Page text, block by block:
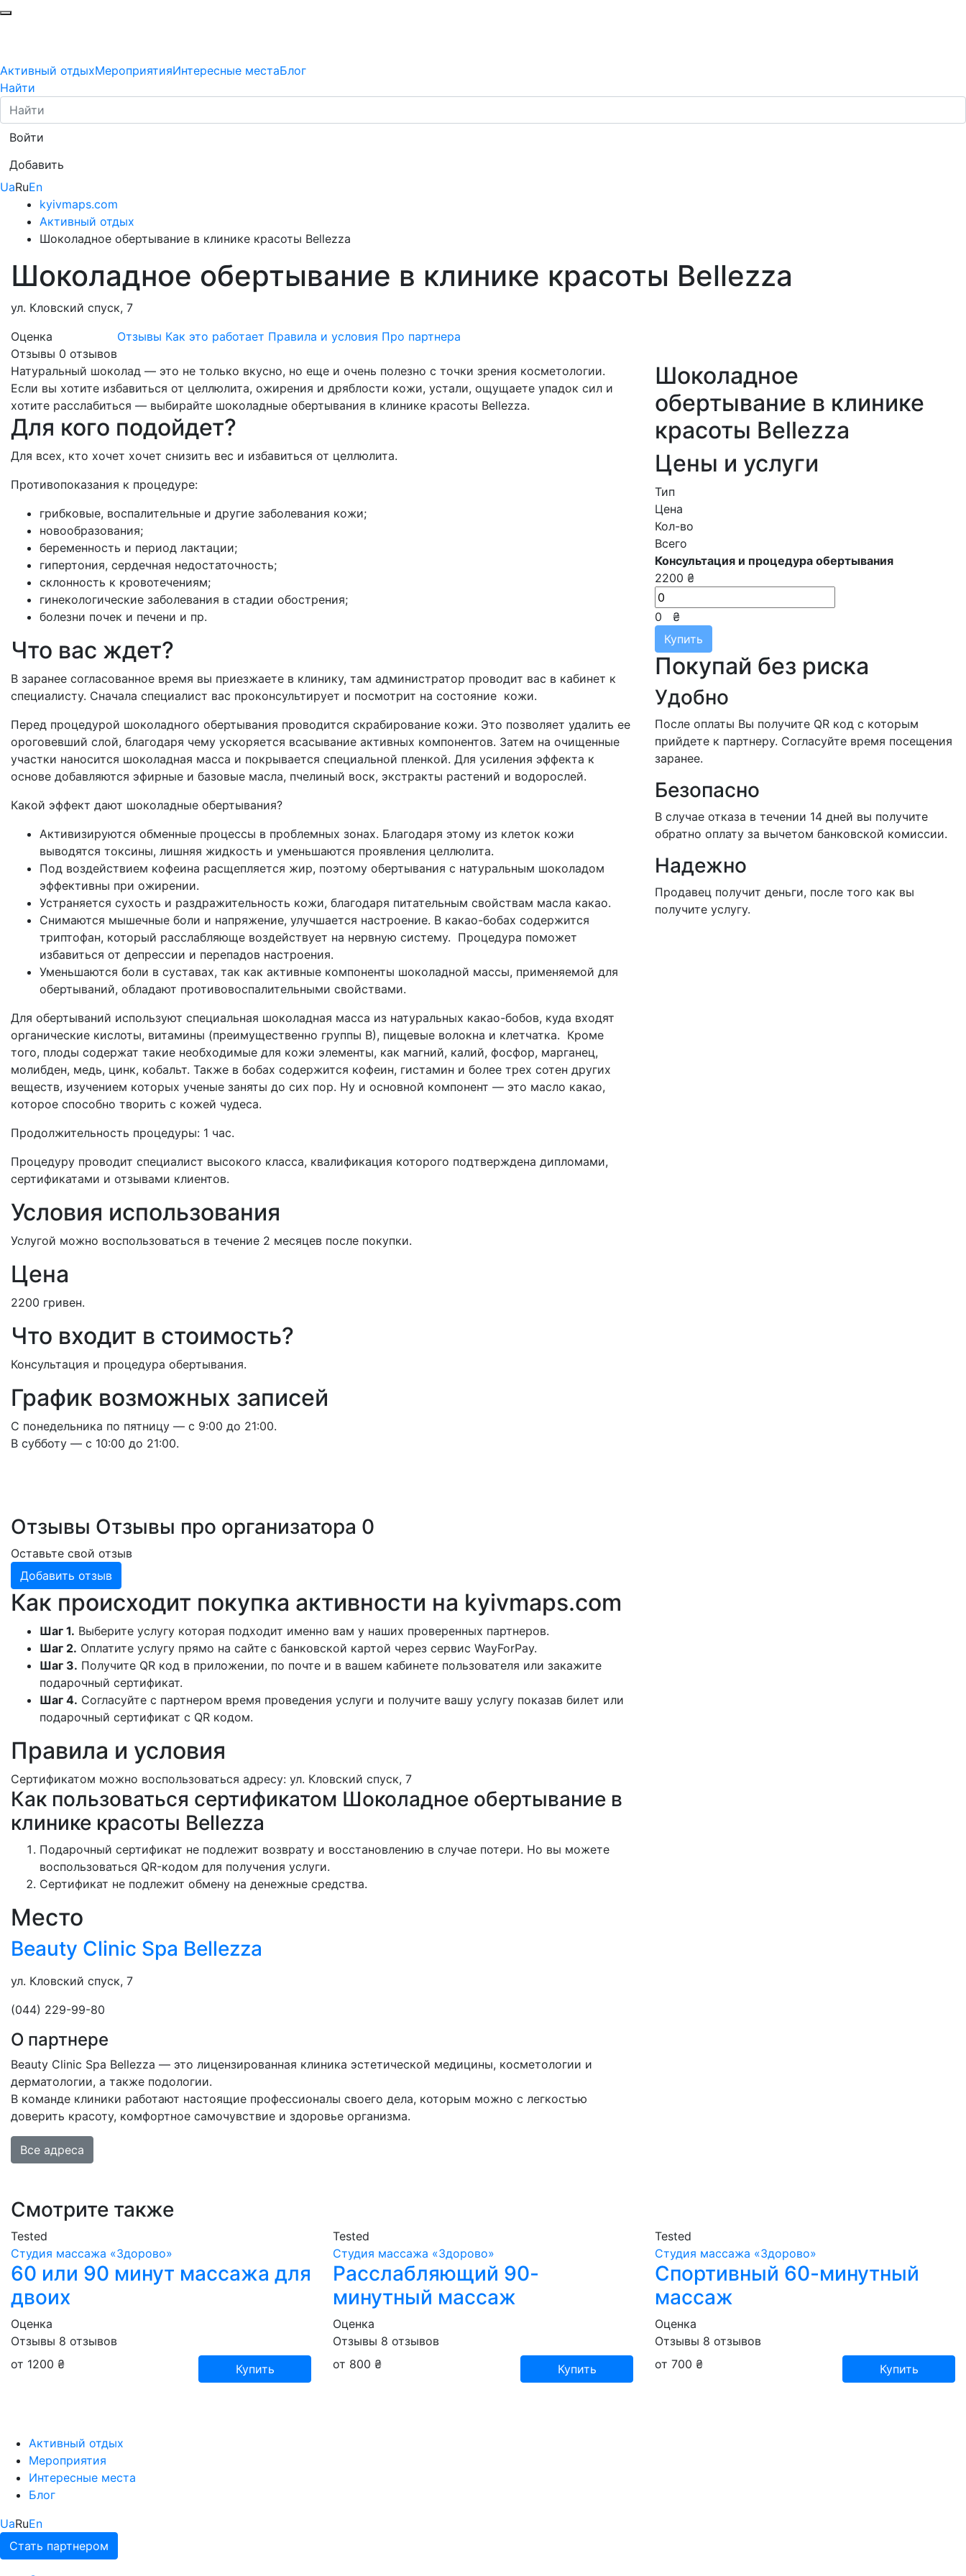
Активный отдыхМероприятияИнтересные местаБлог
Найти
Войти
Добавить
UaRuEn
kyivmaps.com
Активный отдых
Шоколадное обертывание в клинике красоты Bellezza
Шоколадное обертывание в клинике красоты Bellezza
ул. Кловский спуск, 7
Оценка
Отзывы 0 отзывов
Отзывы Как это работает Правила и условия Про партнера
Натуральный шоколад — это не только вкусно, но еще и очень полезно с точки зрения косметологии.
Если вы хотите избавиться от целлюлита, ожирения и дряблости кожи, устали, ощущаете упадок сил и
хотите расслабиться — выбирайте шоколадные обертывания в клинике красоты Bellezza.
Для кого подойдет?
Для всех, кто хочет хочет снизить вес и избавиться от целлюлита.
Противопоказания к процедуре:
грибковые, воспалительные и другие заболевания кожи;
новообразования;
беременность и период лактации;
гипертония, сердечная недостаточность;
склонность к кровотечениям;
гинекологические заболевания в стадии обострения;
болезни почек и печени и пр.
Что вас ждет?
В заранее согласованное время вы приезжаете в клинику, там администратор проводит вас в кабинет к
специалисту. Сначала специалист вас проконсультирует и посмотрит на состояние кожи.
Перед процедурой шоколадного обертывания проводится скрабирование кожи. Это позволяет удалить ее
ороговевший слой, благодаря чему ускоряется всасывание активных компонентов. Затем на очищенные
участки наносится шоколадная масса и покрывается специальной пленкой. Для усиления эффекта к
основе добавляются эфирные и базовые масла, пчелиный воск, экстракты растений и водорослей.
Какой эффект дают шоколадные обертывания?
Активизируются обменные процессы в проблемных зонах. Благодаря этому из клеток кожи
выводятся токсины, лишняя жидкость и уменьшаются проявления целлюлита.
Под воздействием кофеина расщепляется жир, поэтому обертывания с натуральным шоколадом
эффективны при ожирении.
Устраняется сухость и раздражительность кожи, благодаря питательным свойствам масла какао.
Снимаются мышечные боли и напряжение, улучшается настроение. В какао-бобах содержится
триптофан, который расслабляюще воздействует на нервную систему. Процедура поможет
избавиться от депрессии и перепадов настроения.
Уменьшаются боли в суставах, так как активные компоненты шоколадной массы, применяемой для
обертываний, обладают противовоспалительными свойствами.
Для обертываний используют специальная шоколадная масса из натуральных какао-бобов, куда входят
органические кислоты, витамины (преимущественно группы В), пищевые волокна и клетчатка. Кроме
того, плоды содержат такие необходимые для кожи элементы, как магний, калий, фосфор, марганец,
молибден, медь, цинк, кобальт. Также в бобах содержится кофеин, гистамин и более трех сотен других
веществ, изучением которых ученые заняты до сих пор. Ну и основной компонент — это масло какао,
которое способно творить с кожей чудеса.
Продолжительность процедуры: 1 час.
Процедуру проводит специалист высокого класса, квалификация которого подтверждена дипломами,
сертификатами и отзывами клиентов.
Условия использования
Услугой можно воспользоваться в течение 2 месяцев после покупки.
Цена
2200 гривен.
Что входит в стоимость?
Консультация и процедура обертывания.
График возможных записей
С понедельника по пятницу — с 9:00 до 21:00.
В субботу — с 10:00 до 21:00.
Отзывы Отзывы про организатора 0
Оставьте свой отзыв
Добавить отзыв
Как происходит покупка активности на kyivmaps.com
Шаг 1. Выберите услугу которая подходит именно вам у наших проверенных партнеров.
Шаг 2. Оплатите услугу прямо на сайте с банковской картой через сервис WayForPay.
Шаг 3. Получите QR код в приложении, по почте и в вашем кабинете пользователя или закажите
подарочный сертификат.
Шаг 4. Согласуйте с партнером время проведения услуги и получите вашу услугу показав билет или
подарочный сертификат с QR кодом.
Правила и условия
Сертификатом можно воспользоваться адресу: ул. Кловский спуск, 7
Как пользоваться сертификатом Шоколадное обертывание в
клинике красоты Bellezza
Подарочный сертификат не подлежит возврату и восстановлению в случае потери. Но вы можете
воспользоваться QR-кодом для получения услуги.
Сертификат не подлежит обмену на денежные средства.
Место
Beauty Clinic Spa Bellezza
ул. Кловский спуск, 7
(044) 229-99-80
О партнере
Beauty Clinic Spa Bellezza — это лицензированная клиника эстетической медицины, косметологии и
дерматологии, а также подологии.
В команде клиники работают настоящие профессионалы своего дела, которым можно с легкостью
доверить красоту, комфортное самочувствие и здоровье организма.
Все адреса
Шоколадное
обертывание в клинике
красоты Bellezza
Цены и услуги
Тип
Цена
Кол-во
Всего
Консультация и процедура обертывания
2200 ₴
0
₴
Купить
Покупай без риска
Удобно
После оплаты Вы получите QR код с которым
прийдете к партнеру. Согласуйте время посещения
заранее.
Безопасно
В случае отказа в течении 14 дней вы получите
обратно оплату за вычетом банковской комиссии.
Надежно
Продавец получит деньги, после того как вы
получите услугу.
Смотрите также
Tested
Студия массажа «‎‎Здорово»
60 или 90 минут массажа для
двоих
Оценка
Отзывы 8 отзывов
от 1200 ₴
Купить
Tested
Студия массажа «‎‎Здорово»
Расслабляющий 90-
минутный массаж
Оценка
Отзывы 8 отзывов
от 800 ₴
Купить
Tested
Студия массажа «‎‎Здорово»
Спортивный 60-минутный
массаж
Оценка
Отзывы 8 отзывов
от 700 ₴
Купить
Активный отдых
Мероприятия
Интересные места
Блог
UaRuEn
Стать партнером